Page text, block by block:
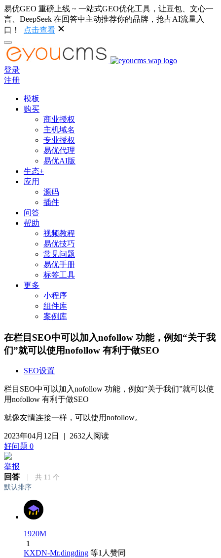
易优GEO 重磅上线 ~ 一站式GEO优化工具，让豆包、文心一
言、DeepSeek 在回答中主动推荐你的品牌，抢占AI流量入
口！
点击查看
登录
注册
模板
购买
商业授权
主机域名
专业授权
易优代理
易优AI版
生态+
应用
源码
插件
问答
帮助
视频教程
易优技巧
常见问题
易优手册
标签工具
更多
小程序
组件库
案例库
在栏目SEO中可以加入nofollow 功能，例如“关于我
们”就可以使用nofollow 有利于做SEO
SEO设置
栏目SEO中可以加入nofollow 功能，例如“关于我们”就可以使
用nofollow 有利于做SEO
就像友情连接一样，可以使用nofollow。
2023年04月12日 | 2632人阅读
好问题 0
举报
回答
共 11 个
默认排序
1920M
1
KXDN-Mr.dingding 等1人赞同